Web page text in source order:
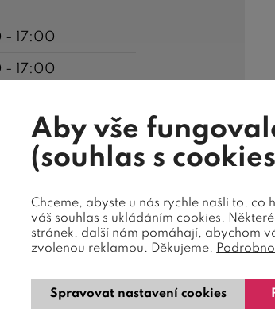
- 17:00
- 17:00
17:00
17:00
- 17:00
Aby vše
(souhlas s
Chceme, abyste u nás rychle našli to,
váš souhlas s ukládáním cookies.
stránek, další nám pomáhají, abychom
zvolenou reklamou. Děkujeme.
Spravovat nastavení cookies